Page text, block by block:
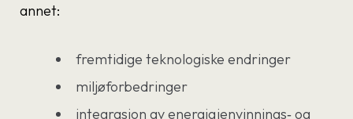
annet:
fremtidige teknologiske endringer
miljøforbedringer
integrasjon av energigjenvinnings‑ og